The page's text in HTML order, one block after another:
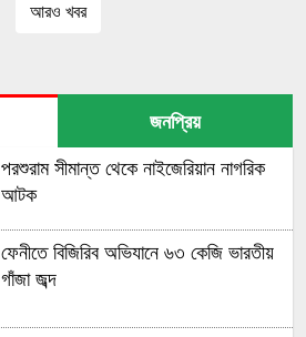
আরও খবর
জনপ্রিয়
পরশুরাম সীমান্ত থেকে নাইজেরিয়ান নাগরিক
আটক
ফেনীতে বিজিরিব অভিযানে ৬৩ কেজি ভারতীয়
গাঁজা জব্দ